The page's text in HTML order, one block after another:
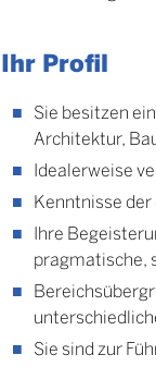
Ihr Profil
Sie besitzen
Architektur,
Idealerweise
Kenntnisse der
Ihre
pragmatische,
Sie sind zur